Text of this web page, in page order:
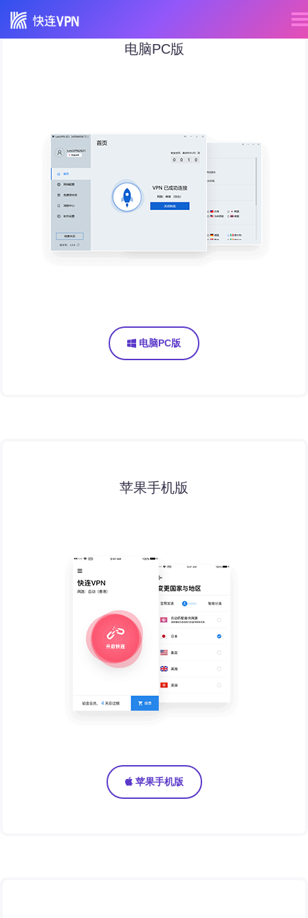
电脑PC版
电脑PC版
苹果手机版
苹果手机版